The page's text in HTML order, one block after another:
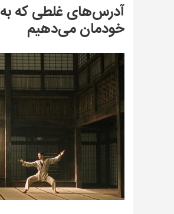
آدرس‌های غلطی که به
خودمان می‌دهیم